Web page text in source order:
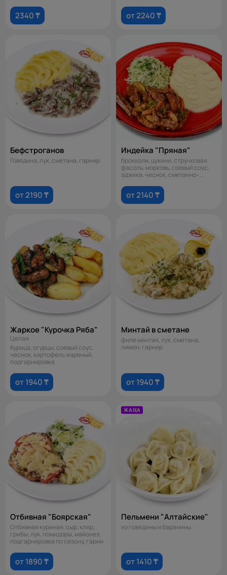
2340 ₸ от 2240 ₸
Бефстроганов
Говядина, лук, сметана, гарнир
от 2190 ₸
Индейка "Пряная"
брокколи, цукини, стручковая
фасоль, морковь, соевый соус,
аджика, чеснок, сметанно-
от 2140 ₸
Жаркое "Курочка Ряба"
Целая
Курица, огурцы, соевый соус,
чеснок, картофель жареный,
подгарнировка
от 1940 ₸
Минтай в сметане
филе минтая, лук, сметана,
лимон, гарнир
от 1940 ₸
Отбивная "Боярская"
Отбивная куриная, сыр, кляр,
грибы, лук, помидоры, майонез,
подгарнировка по сезону, гарни
от 1890 ₸
ЖАҢА
Пельмени "Алтайские"
из говядины и баранины
от 1410 ₸